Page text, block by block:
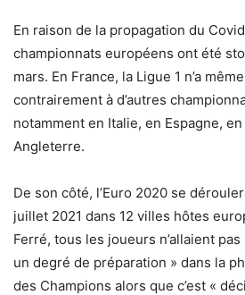
En raison de la propagation du
championnats européens ont été
mars. En France, la Ligue 1 n’a
contrairement à d’autres
notamment en Italie, en Espagne,
Angleterre.
De son côté, l’Euro 2020 se
juillet 2021 dans 12 villes hôtes
Ferré, tous les joueurs n’allaient
un degré de préparation » dans la
des Champions alors que c’est «